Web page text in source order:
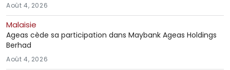
Août 4, 2026
Malaisie
Ageas cède sa participation dans Maybank Ageas Holdings
Berhad
Août 4, 2026